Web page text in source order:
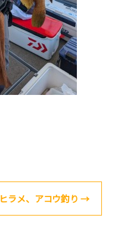
ヒラメ、アコウ釣り →